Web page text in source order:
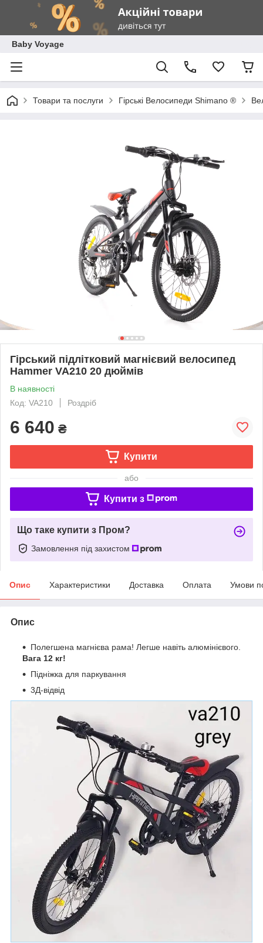
Baby Voyage
Товари та послуги Гірські Велосипеди Shimano ®
Гірський підлітковий магнієвий велосипед
Hammer VA210 20 дюймів
В наявності
Код: VA210
Роздріб
6 640 ₴
Купити
або
Купити з
Що таке купити з Пром?
Замовлення під захистом
Опис Характеристики Доставка Оплата Умови
Опис
Полегшена магнієва рама! Легше навіть алюмінієвого.
Вага 12 кг!
Підніжка для паркування
3Д-відвід